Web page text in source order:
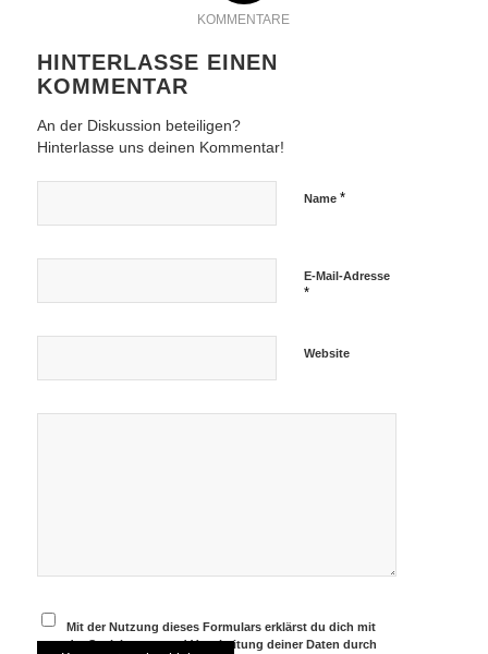
KOMMENTARE
HINTERLASSE EINEN
KOMMENTAR
An der Diskussion beteiligen?
Hinterlasse uns deinen Kommentar!
Name *
E-Mail-Adresse
*
Website
Mit der Nutzung dieses Formulars erklärst du dich mit
der Speicherung und Verarbeitung deiner Daten durch